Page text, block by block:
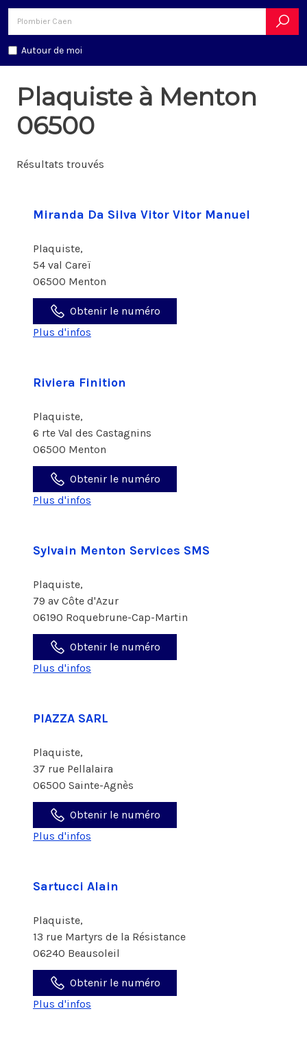
Autour de moi
Plaquiste à Menton
06500
Résultats trouvés
Miranda Da Silva Vitor Vitor Manuel
Plaquiste,
54 val Careï
06500 Menton
Obtenir le numéro
Plus d'infos
Riviera Finition
Plaquiste,
6 rte Val des Castagnins
06500 Menton
Obtenir le numéro
Plus d'infos
Sylvain Menton Services SMS
Plaquiste,
79 av Côte d'Azur
06190 Roquebrune-Cap-Martin
Obtenir le numéro
Plus d'infos
PIAZZA SARL
Plaquiste,
37 rue Pellalaira
06500 Sainte-Agnès
Obtenir le numéro
Plus d'infos
Sartucci Alain
Plaquiste,
13 rue Martyrs de la Résistance
06240 Beausoleil
Obtenir le numéro
Plus d'infos